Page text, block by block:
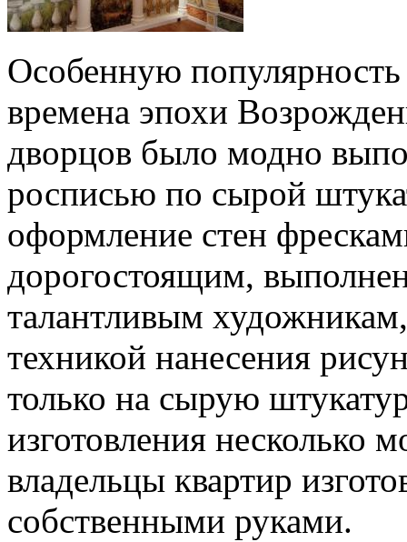
Особенную популярность
времена эпохи
дворцов было модно
росписью по сырой
оформление стен
дорогостоящим,
талантливым
техникой нанесения
только на сырую
изготовления несколько
владельцы квартир
собственными руками.